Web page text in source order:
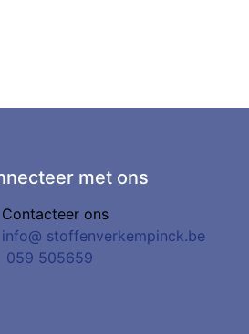
met ons
Contacteer ons
info@ stoffenverkempinck.be
059 505659